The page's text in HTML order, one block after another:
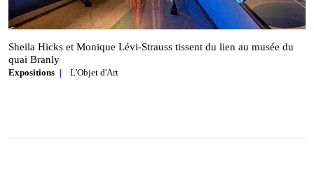
Sheila Hicks et Monique Lévi‑Strauss tissent du lien au musée du
quai Branly
Expositions L'Objet d'Art